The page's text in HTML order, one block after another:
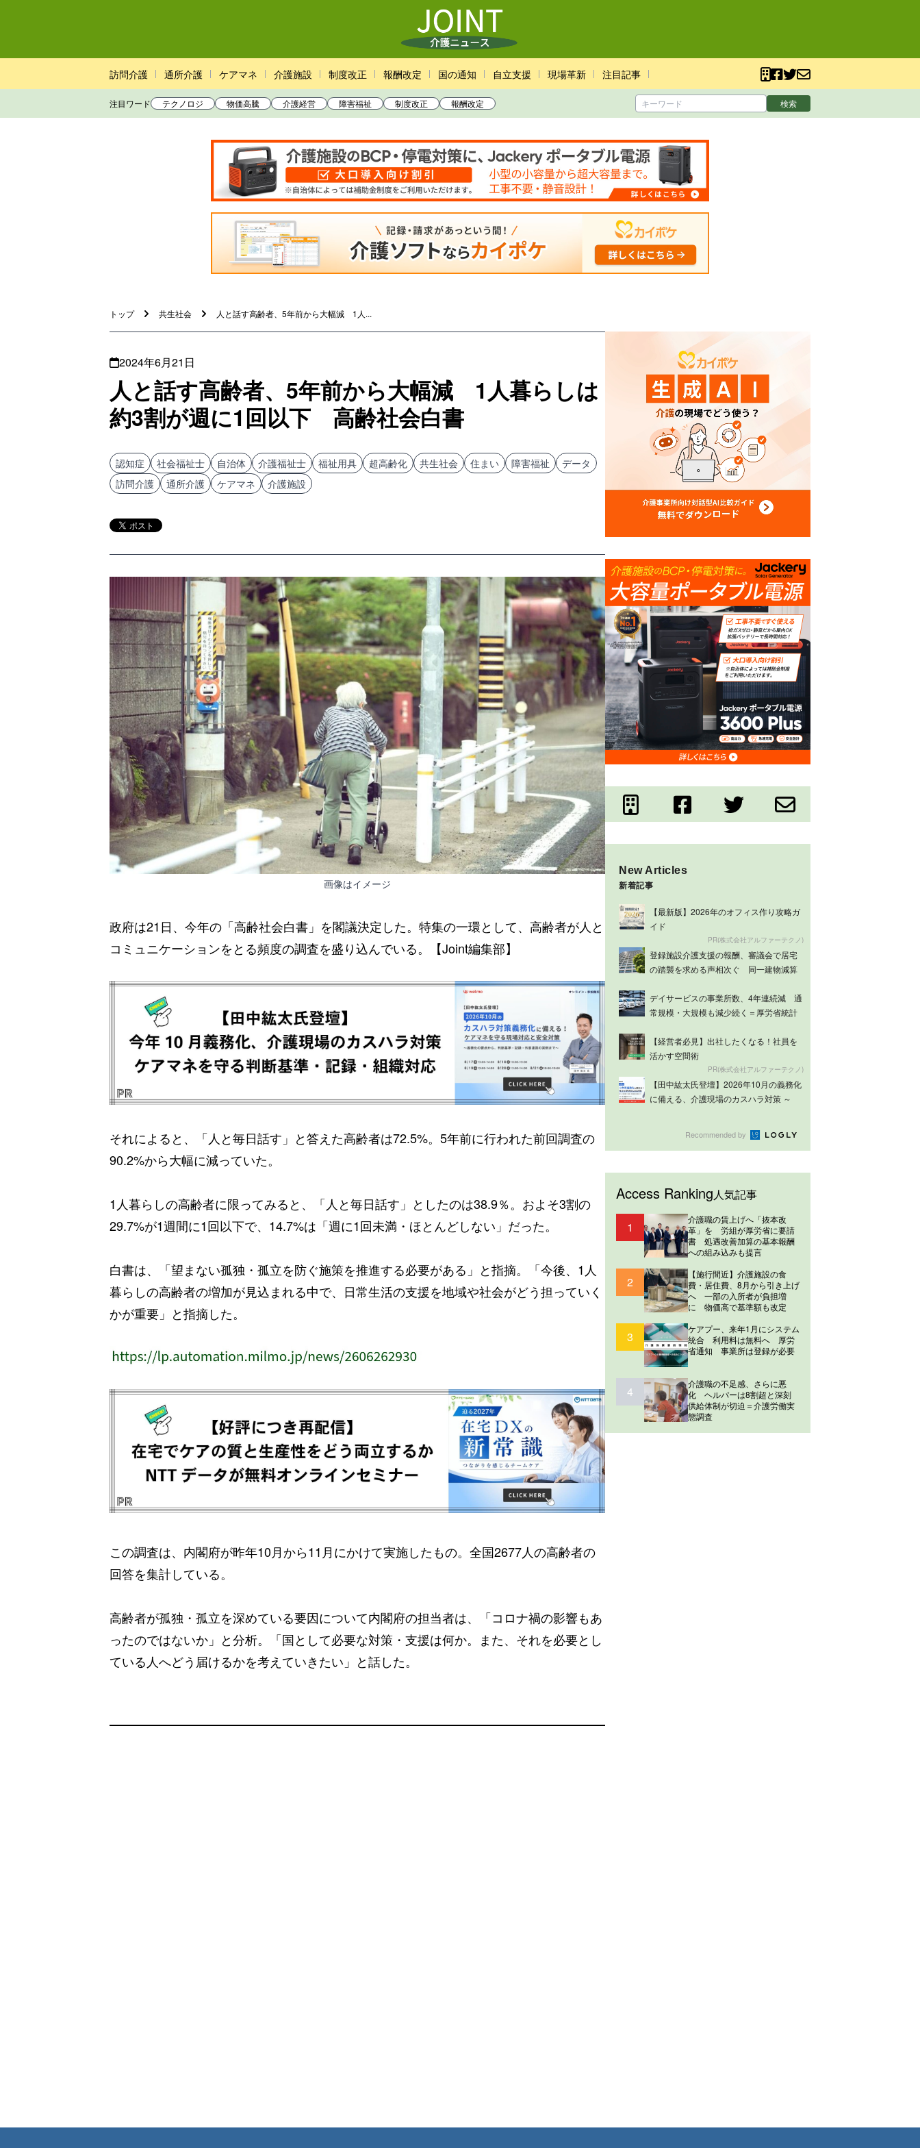
訪問介護 通所介護 ケアマネ 介護施設 制度改正 報酬改定 国の通知 自立支援 現場革新 注目記事
注目ワード テクノロジ 物価高騰 介護経営 障害福祉 制度改正 報酬改定 検索
トップ 共生社会 人と話す高齢者、5年前から大幅減 1人...
2024年6月21日
人と話す高齢者、5年前から大幅減 1人暮らしは
約3割が週に1回以下 高齢社会白書
認知症 社会福祉士 自治体 介護福祉士 福祉用具 超高齢化 共生社会 住まい 障害福祉
データ
訪問介護
通所介護 ケアマネ 介護施設
画像はイメージ
政府は21日、今年の「高齢社会白書」を閣議決定した。特集の一環として、高齢者が人と
コミュニケーションをとる頻度の調査を盛り込んでいる。【Joint編集部】
それによると、「人と毎日話す」と答えた高齢者は72.5%。5年前に行われた前回調査の
90.2%から大幅に減っていた。
1人暮らしの高齢者に限ってみると、「人と毎日話す」としたのは38.9％。およそ3割の
29.7%が1週間に1回以下で、14.7%は「週に1回未満・ほとんどしない」だった。
白書は、「望まない孤独・孤立を防ぐ施策を推進する必要がある」と指摘。「今後、1人
暮らしの高齢者の増加が見込まれる中で、日常生活の支援を地域や社会がどう担っていく
かが重要」と指摘した。
この調査は、内閣府が昨年10月から11月にかけて実施したもの。全国2677人の高齢者の
回答を集計している。
高齢者が孤独・孤立を深めている要因について内閣府の担当者は、「コロナ禍の影響もあ
ったのではないか」と分析。「国として必要な対策・支援は何か。また、それを必要とし
ている人へどう届けるかを考えていきたい」と話した。
New Articles
新着記事
【最新版】2026年のオフィス作り攻略ガ
イド
PR(株式会社アルファーテクノ)
登録施設介護支援の報酬、審議会で居宅
の踏襲を求める声相次ぐ 同一建物減算
デイサービスの事業所数、4年連続減 通
常規模・大規模も減少続く＝厚労省統計
【経営者必見】出社したくなる！社員を
活かす空間術
PR(株式会社アルファーテクノ)
【田中紘太氏登壇】2026年10月の義務化
に備える、介護現場のカスハラ対策 ～
Recommended by
Access Ranking人気記事
1
介護職の賃上げへ「抜本改
革」を 労組が厚労省に要請
書 処遇改善加算の基本報酬
への組み込みも提言
2
【施行間近】介護施設の食
費・居住費、8月から引き上げ
へ 一部の入所者が負担増
に 物価高で基準額も改定
3
ケアプー、来年1月にシステム
統合 利用料は無料へ 厚労
省通知 事業所は登録が必要
4
介護職の不足感、さらに悪
化 ヘルパーは8割超と深刻
供給体制が切迫＝介護労働実
態調査